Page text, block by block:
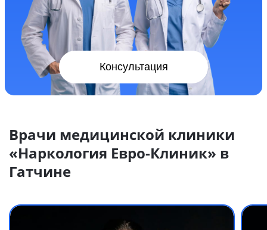
Консультация
Врачи медицинской клиники
«Наркология Евро-Клиник» в
Гатчине